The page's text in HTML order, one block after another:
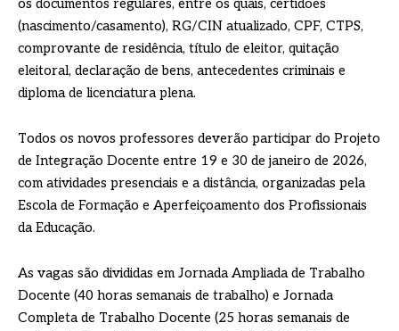
os documentos regulares, entre os quais, certidões
(nascimento/casamento), RG/CIN atualizado, CPF, CTPS,
comprovante de residência, título de eleitor, quitação
eleitoral, declaração de bens, antecedentes criminais e
diploma de licenciatura plena.
Todos os novos professores deverão participar do Projeto
de Integração Docente entre 19 e 30 de janeiro de 2026,
com atividades presenciais e a distância, organizadas pela
Escola de Formação e Aperfeiçoamento dos Profissionais
da Educação.
As vagas são divididas em Jornada Ampliada de Trabalho
Docente (40 horas semanais de trabalho) e Jornada
Completa de Trabalho Docente (25 horas semanais de